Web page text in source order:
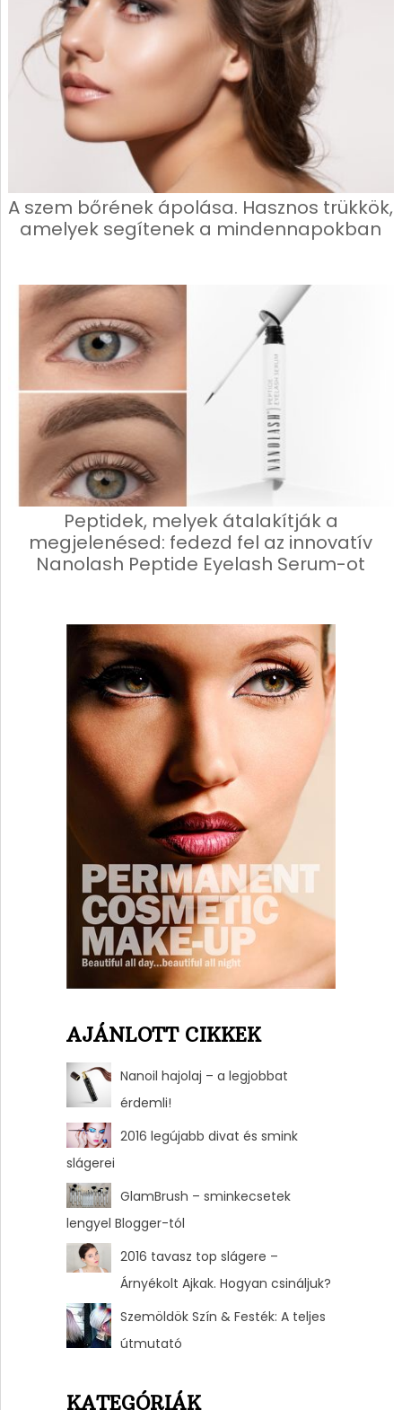
A szem bőrének ápolása. Hasznos trükkök,
amelyek segítenek a mindennapokban
Peptidek, melyek átalakítják a
megjelenésed: fedezd fel az innovatív
Nanolash Peptide Eyelash Serum-ot
AJÁNLOTT CIKKEK
Nanoil hajolaj – a legjobbat
érdemli!
2016 legújabb divat és smink
slágerei
GlamBrush – sminkecsetek
lengyel Blogger-tól
2016 tavasz top slágere –
Árnyékolt Ajkak. Hogyan csináljuk?
Szemöldök Szín & Festék: A teljes
útmutató
KATEGÓRIÁK